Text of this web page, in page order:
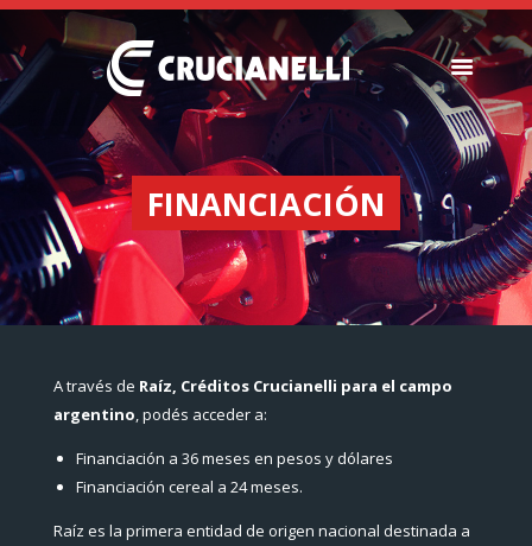
FINANCIACIÓN
SEMBRADORAS
FERTILIZADORAS
INSTITUCIONAL
CONCESIONARIOS
NOVEDADES
RECURSOS
A través de Raíz, Créditos Crucianelli para el campo
argentino , podés acceder a:
Financiación a 36 meses en pesos y dólares
Financiación cereal a 24 meses.
Raíz es la primera entidad de origen nacional destinada a